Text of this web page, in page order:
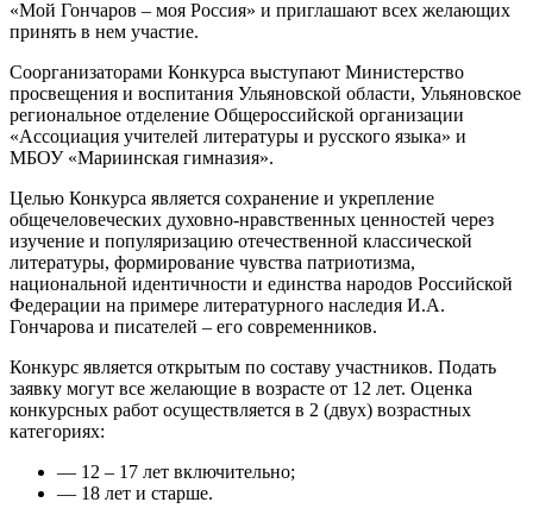
«Мой Гончаров – моя Россия» и приглашают всех желающих
принять в нем участие.
Соорганизаторами Конкурса выступают Министерство
просвещения и воспитания Ульяновской области, Ульяновское
региональное отделение Общероссийской организации
«Ассоциация учителей литературы и русского языка» и
МБОУ «Мариинская гимназия».
Целью Конкурса является сохранение и укрепление
общечеловеческих духовно-нравственных ценностей через
изучение и популяризацию отечественной классической
литературы, формирование чувства патриотизма,
национальной идентичности и единства народов Российской
Федерации на примере литературного наследия И.А.
Гончарова и писателей – его современников.
Конкурс является открытым по составу участников. Подать
заявку могут все желающие в возрасте от 12 лет. Оценка
конкурсных работ осуществляется в 2 (двух) возрастных
категориях:
— 12 – 17 лет включительно;
— 18 лет и старше.